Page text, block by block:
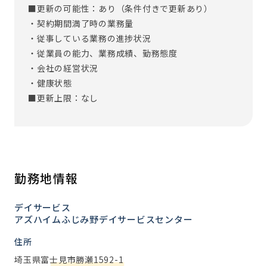
■更新の可能性：あり（条件付きで更新あり）
・契約期間満了時の業務量
・従事している業務の進捗状況
・従業員の能力、業務成績、勤務態度
・会社の経営状況
・健康状態
■更新上限：なし
勤務地情報
デイサービス
アズハイムふじみ野デイサービスセンター
住所
埼玉県富士見市勝瀬1592-1